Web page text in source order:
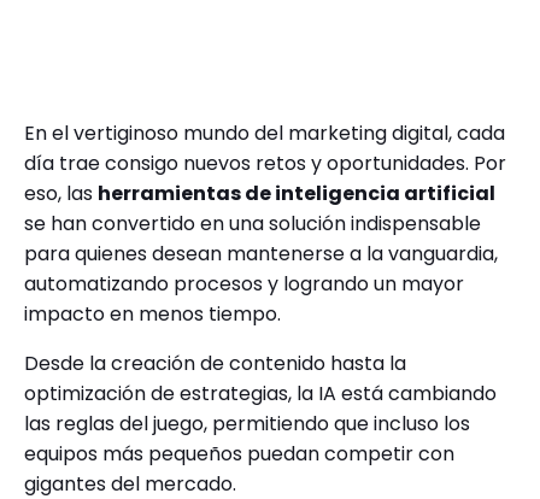
En el vertiginoso mundo del marketing digital, cada
día trae consigo nuevos retos y oportunidades. Por
eso, las herramientas de inteligencia artificial
se han convertido en una solución indispensable
para quienes desean mantenerse a la vanguardia,
automatizando procesos y logrando un mayor
impacto en menos tiempo.
Desde la creación de contenido hasta la
optimización de estrategias, la IA está cambiando
las reglas del juego, permitiendo que incluso los
equipos más pequeños puedan competir con
gigantes del mercado.